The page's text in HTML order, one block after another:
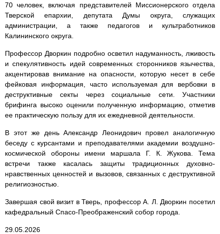
70 человек, включая представителей Миссионерского отдела
Тверской епархии, депутата Думы округа, служащих
администрации, а также педагогов и культработников
Калининского округа.
Профессор Дворкин подробно осветил надуманность, лживость
и спекулятивность идей современных сторонников язычества,
акцентировав внимание на опасности, которую несет в себе
фейковая информация, часто используемая для вербовки в
деструктивные секты через социальные сети. Участники
брифинга высоко оценили полученную информацию, отметив
ее практическую пользу для их ежедневной деятельности.
В этот же день Александр Леонидович провел аналогичную
беседу с курсантами и преподавателями академии воздушно-
космической обороны имени маршала Г. К. Жукова. Тема
встречи также касалась защиты традиционных духовно-
нравственных ценностей и вызовов, связанных с деструктивной
религиозностью.
Завершая свой визит в Тверь, профессор А. Л. Дворкин посетил
кафедральный Спасо-Преображенский собор города.
29.05.2026